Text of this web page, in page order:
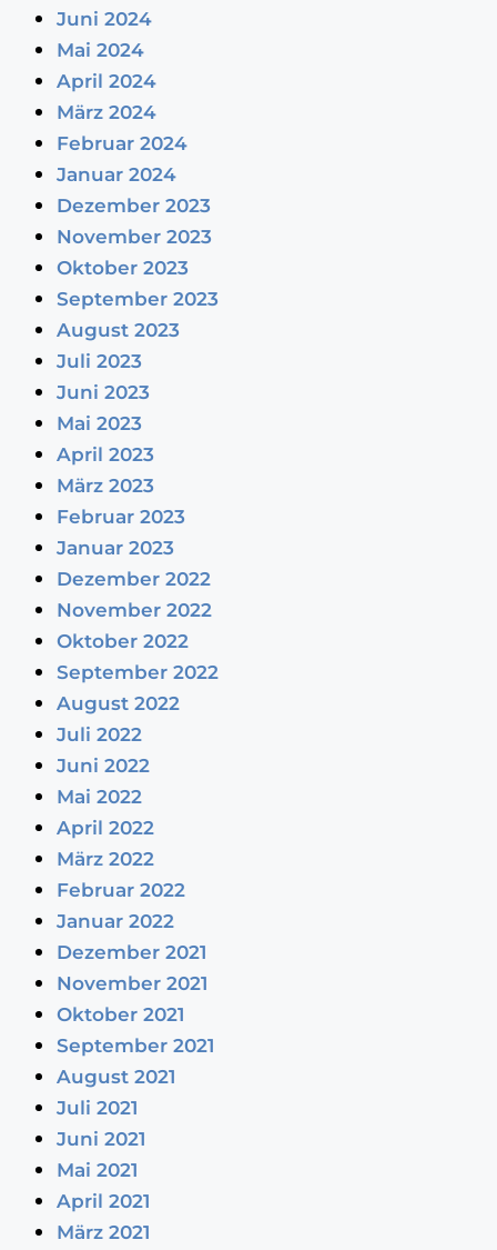
Juni 2024
Mai 2024
April 2024
März 2024
Februar 2024
Januar 2024
Dezember 2023
November 2023
Oktober 2023
September 2023
August 2023
Juli 2023
Juni 2023
Mai 2023
April 2023
März 2023
Februar 2023
Januar 2023
Dezember 2022
November 2022
Oktober 2022
September 2022
August 2022
Juli 2022
Juni 2022
Mai 2022
April 2022
März 2022
Februar 2022
Januar 2022
Dezember 2021
November 2021
Oktober 2021
September 2021
August 2021
Juli 2021
Juni 2021
Mai 2021
April 2021
März 2021